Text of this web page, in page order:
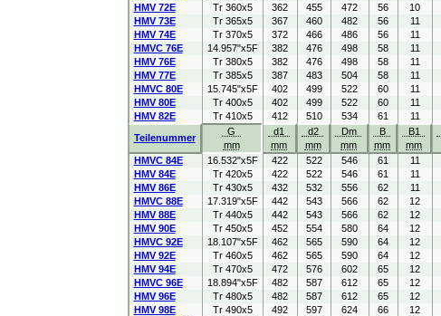
HMV 72E
Tr 360x5 362 455 472 56 10
HMV 73E
Tr 365x5 367 460 482 56 11
HMV 74E
Tr 370x5 372 466 486 56 11
HMVC 76E
14.957"x5F 382 476 498 58 11
HMV 76E
Tr 380x5 382 476 498 58 11
HMV 77E
Tr 385x5 387 483 504 58 11
HMVC 80E
15.745"x5F 402 499 522 60 11
HMV 80E
Tr 400x5 402 499 522 60 11
HMV 82E
Tr 410x5 412 510 534 61 11
Teilenummer
G
mm
d1
mm
d2
mm
Dm
mm
B
mm
B1
mm
HMVC 84E
16.532"x5F 422 522 546 61 11
HMV 84E
Tr 420x5 422 522 546 61 11
HMV 86E
Tr 430x5 432 532 556 62 11
HMVC 88E
17.319"x5F 442 543 566 62 12
HMV 88E
Tr 440x5 442 543 566 62 12
HMV 90E
Tr 450x5 452 554 580 64 12
HMVC 92E
18.107"x5F 462 565 590 64 12
HMV 92E
Tr 460x5 462 565 590 64 12
HMV 94E
Tr 470x5 472 576 602 65 12
HMVC 96E
18.894"x5F 482 587 612 65 12
HMV 96E
Tr 480x5 482 587 612 65 12
HMV 98E
Tr 490x5 492 597 624 66 12